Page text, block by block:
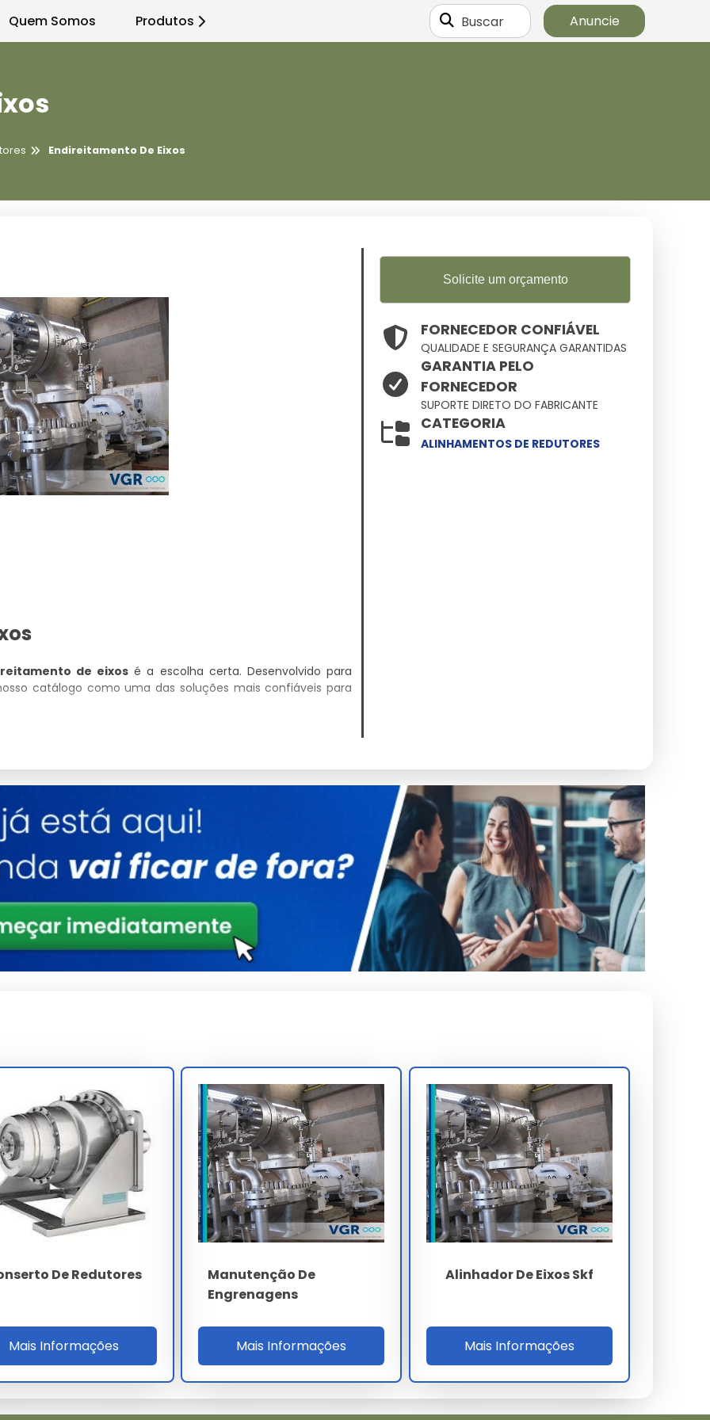
Quem Somos Produtos Buscar Anuncie
Endireitamento De Eixos
de eixos é a escolha certa. Desenvolvido para
catálogo como uma das soluções mais confiáveis para
Detalhes
Conformidade total com padrões de
Tratamento de proteção UV integrado
Consultoria Especializada
precoce.
técnicas.
no sistema.
leva em conta a complexidade técnica e o volume da
para garantir o melhor custo-benefício em cada
De Eixos
a aquisição através de canais oficiais e fornecedores
na escolha do endireitamento de eixos ideal para sua
escala?
basta encaminhar sua necessidade via formulário no site
Solicite um orçamento
FORNECEDOR CONFIÁVEL
QUALIDADE E SEGURANÇA GARANTIDAS
GARANTIA PELO
FORNECEDOR
SUPORTE DIRETO DO FABRICANTE
CATEGORIA
ALINHAMENTOS DE REDUTORES
De Redutores
Mais Informações
Manutenção De
Engrenagens
Mais Informações
Alinhador De Eixos Skf
Mais Informações